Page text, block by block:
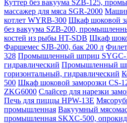
Куттер без вакуума SZB-125,
массажер для мяса SGR-2000
котлет WYRB-300 Шкаф шоковой
без вакуума SZB-200,
костей из рыбы HT-SDB Шкаф
Фаршемес SJB-200, бак 200 л
328 Промышленный шприц SYGC-
гидравлический Промышленный
горизонтальный, гидравлический
500 Шкаф шоковой заморозки CS-
ZKG6000 Слайсер для нарезки
Печь для пиццы HPW-13E
промышленная Вакуумный
промышленная SKXC-500,